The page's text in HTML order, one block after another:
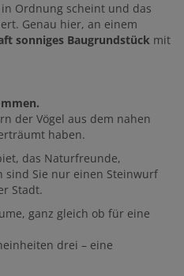
Ordnung scheint und das
Genau hier, an einem
sonniges Baugrundstück mit
der Vögel aus dem nahen
haben.
das Naturfreunde,
sind Sie nur einen Steinwurf
Stadt.
ganz gleich ob für eine
drei – eine